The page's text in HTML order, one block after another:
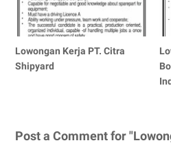
Lowongan Kerja PT. Citra
Shipyard
Post a Comment for